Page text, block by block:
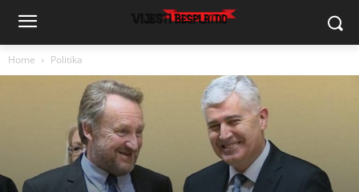
Home Politika